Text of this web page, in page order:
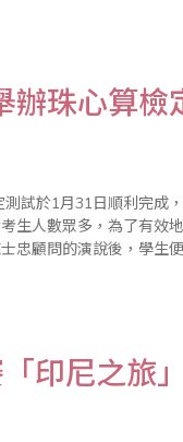
辦珠心算檢
試於1月31日順利完成
生人數眾多，為了有效
忠顧問的演說後，學生
印尼之旅」